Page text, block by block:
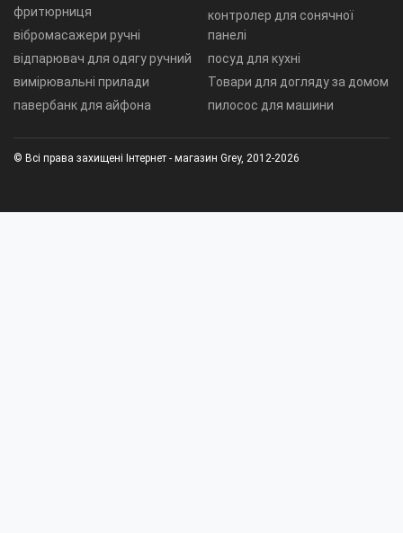
фритюрниця
вібромасажери ручні
відпарювач для одягу ручний
вимірювальні прилади
павербанк для айфона
контролер для сонячної
панелі
посуд для кухні
Товари для догляду за домом
пилосос для машини
© Всі права захищені Інтернет - магазин Grey, 2012-2026